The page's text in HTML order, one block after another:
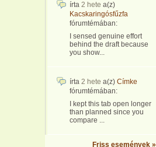
írta 2 hete a(z)
Kacskaringósfűzfa
fórumtémában:
I sensed genuine effort
behind the draft because
you show...
írta 2 hete a(z) Címke
fórumtémában:
I kept this tab open longer
than planned since you
compare ...
Friss események »